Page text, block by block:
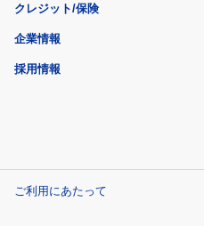
クレジット/保険
企業情報
採用情報
ご利用にあたって